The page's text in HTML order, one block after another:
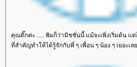
คุณติ๊กค่ะ ..... พิมก็ว่ามิชชั่นนี้ แม้จะเพิ่งเริ่มต้น แต่
ที่สำคัญทำให้ได้รู้จักกับพี่ ๆ เพื่อน ๆ น้อง ๆ เยอะเ